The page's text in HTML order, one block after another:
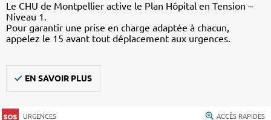
Le CHU de Montpellier active le Plan Hôpital en Tension –
Niveau 1.
Pour garantir une prise en charge adaptée à chacun,
appelez le 15 avant tout déplacement aux urgences.
EN SAVOIR PLUS
URGENCES ACCÈS RAPIDES